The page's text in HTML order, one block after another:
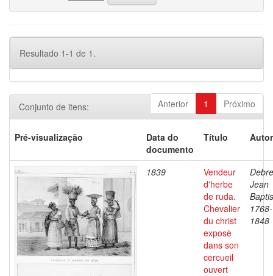
Resultado 1-1 de 1.
Anterior 1 Próximo
Conjunto de itens:
Pré-visualização
Data do
documento
Título
1839
Vendeur
d'herbe
de ruda.
Chevalier
du christ
exposè
dans son
cercueil
ouvert
Jean
1768-
1848